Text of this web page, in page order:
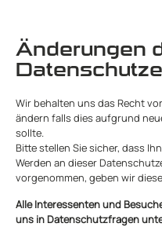
Änderungen
Wir behalten uns das Recht
ändern falls dies aufgrund
sollte.
Bitte stellen Sie sicher, dass
Werden an dieser
vorgenommen, geben wir
Alle Interessenten und
uns in Datenschutzfragen